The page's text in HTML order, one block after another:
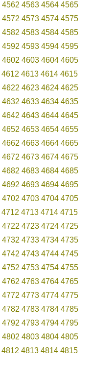
4562 4563 4564 4565
4572 4573 4574 4575
4582 4583 4584 4585
4592 4593 4594 4595
4602 4603 4604 4605
4612 4613 4614 4615
4622 4623 4624 4625
4632 4633 4634 4635
4642 4643 4644 4645
4652 4653 4654 4655
4662 4663 4664 4665
4672 4673 4674 4675
4682 4683 4684 4685
4692 4693 4694 4695
4702 4703 4704 4705
4712 4713 4714 4715
4722 4723 4724 4725
4732 4733 4734 4735
4742 4743 4744 4745
4752 4753 4754 4755
4762 4763 4764 4765
4772 4773 4774 4775
4782 4783 4784 4785
4792 4793 4794 4795
4802 4803 4804 4805
4812 4813 4814 4815